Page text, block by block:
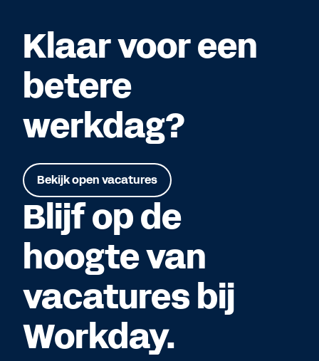
Klaar voor een
betere
werkdag?
Bekijk open vacatures
Blijf op de
hoogte van
vacatures bij
Workday.